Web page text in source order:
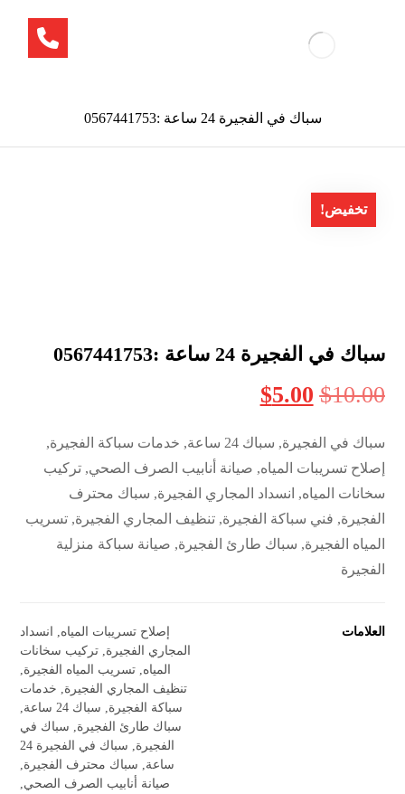
سباك في الفجيرة 24 ساعة :0567441753
تخفيض!
سباك في الفجيرة 24 ساعة :0567441753
$10.00
$5.00
سباك في الفجيرة, سباك 24 ساعة, خدمات سباكة الفجيرة,
إصلاح تسريبات المياه, صيانة أنابيب الصرف الصحي, تركيب
سخانات المياه, انسداد المجاري الفجيرة, سباك محترف
الفجيرة, فني سباكة الفجيرة, تنظيف المجاري الفجيرة, تسريب
المياه الفجيرة, سباك طارئ الفجيرة, صيانة سباكة منزلية
الفجيرة
العلامات إصلاح تسريبات المياه
انسداد
المجاري الفجيرة تركيب سخانات
المياه تسريب المياه الفجيرة
تنظيف المجاري الفجيرة
خدمات
سباكة الفجيرة
سباك 24 ساعة
سباك طارئ الفجيرة
سباك في
الفجيرة
سباك في الفجيرة 24
ساعة
سباك محترف الفجيرة
صيانة أنابيب الصرف الصحي